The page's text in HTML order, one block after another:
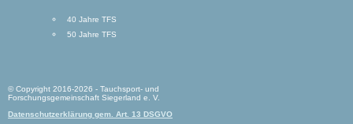
40 Jahre TFS
50 Jahre TFS
© Copyright 2016-2026 - Tauchsport- und
Forschungsgemeinschaft Siegerland e. V.
Datenschutzerklärung gem. Art. 13 DSGVO